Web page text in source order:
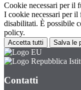
Cookie necessari per il
I cookie necessari per il
disabilitati. È possibile
policy.
Accetta tutti Salva le
Contatti